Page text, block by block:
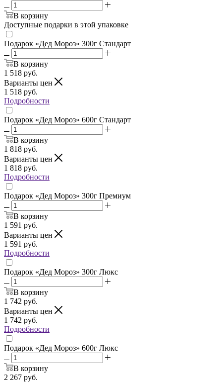
В корзину
Доступные подарки в этой упаковке
Подарок «Дед Мороз» 300г Стандарт
В корзину
1 518 руб.
Варианты цен
1 518 руб.
Подробности
Подарок «Дед Мороз» 600г Стандарт
В корзину
1 818 руб.
Варианты цен
1 818 руб.
Подробности
Подарок «Дед Мороз» 300г Премиум
В корзину
1 591 руб.
Варианты цен
1 591 руб.
Подробности
Подарок «Дед Мороз» 300г Люкс
В корзину
1 742 руб.
Варианты цен
1 742 руб.
Подробности
Подарок «Дед Мороз» 600г Люкс
В корзину
2 267 руб.